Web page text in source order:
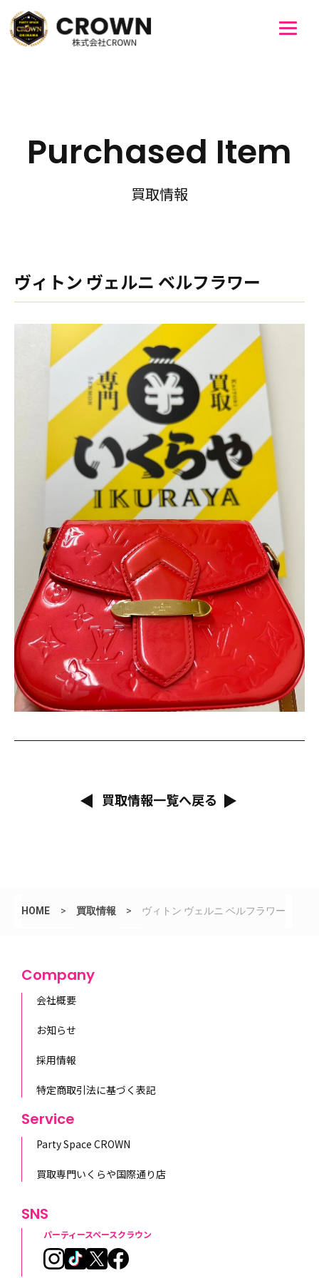
Purchased Item
買取情報
ヴィトン ヴェルニ ベルフラワー
買取情報一覧へ戻る
HOME > 買取情報 > ヴィトン ヴェルニ ベルフラワー
Company
会社概要
お知らせ
採用情報
特定商取引法に基づく表記
Service
Party Space CROWN
買取専門いくらや国際通り店
SNS
パーティースペースクラウン